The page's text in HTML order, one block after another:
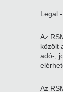
Legal
Az
közölt
adó-,
Az